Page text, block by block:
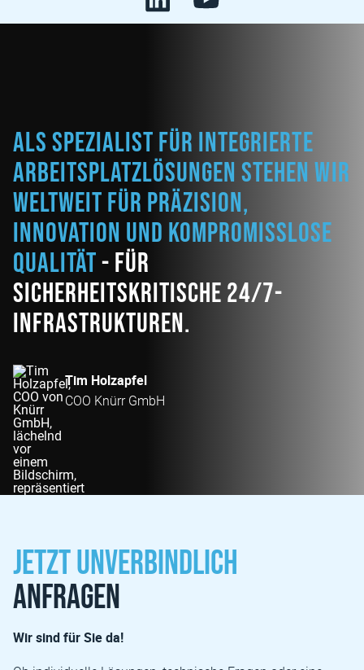
Als Spezialist für integrierte
Arbeitsplatzlösungen stehen wir
weltweit für Präzision,
Innovation und kompromisslose
Qualität- für
sicherheitskritische 24/7-
Infrastrukturen.
Tim Holzapfel
COO Knürr GmbH
Jetzt unverbindlich
anfragen
Wir sind für Sie da!